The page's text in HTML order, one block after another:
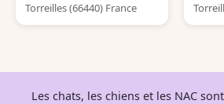
Torreilles (66440) France
Les chats, les chiens et les NAC